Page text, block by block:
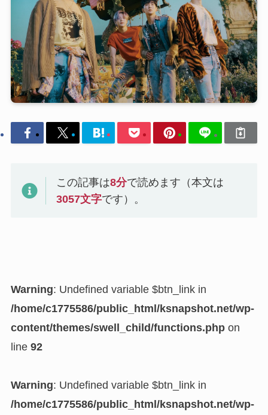
この記事は8分で読めます（本文は
3057文字です）。
Warning: Undefined variable $btn_link in
/home/c1775586/public_html/ksnapshot.net/wp-
content/themes/swell_child/functions.phpon
line 92
Warning: Undefined variable $btn_link in
/home/c1775586/public_html/ksnapshot.net/wp-